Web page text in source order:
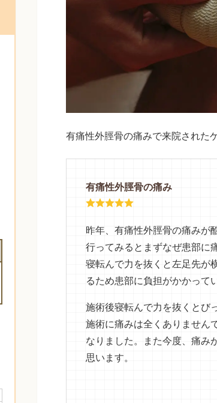
有痛性外脛骨の痛みで来院された
有痛性外脛骨の痛み
昨年、有痛性外脛骨の痛みが
行ってみるとまずなぜ患部に
寝転んで力を抜くと左足先が
るため患部に負担がかかって
施術後寝転んで力を抜くとび
施術に痛みは全くありません
なりました。また今度、痛み
思います。